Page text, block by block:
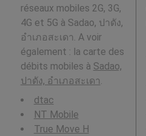
réseaux mobiles 2G, 3G,
4G et 5G à Sadao, ปาดัง,
อำเภอสะเดา. A voir
également : la carte des
débits mobiles à Sadao,
ปาดัง, อำเภอสะเดา.
dtac
NT Mobile
True Move H